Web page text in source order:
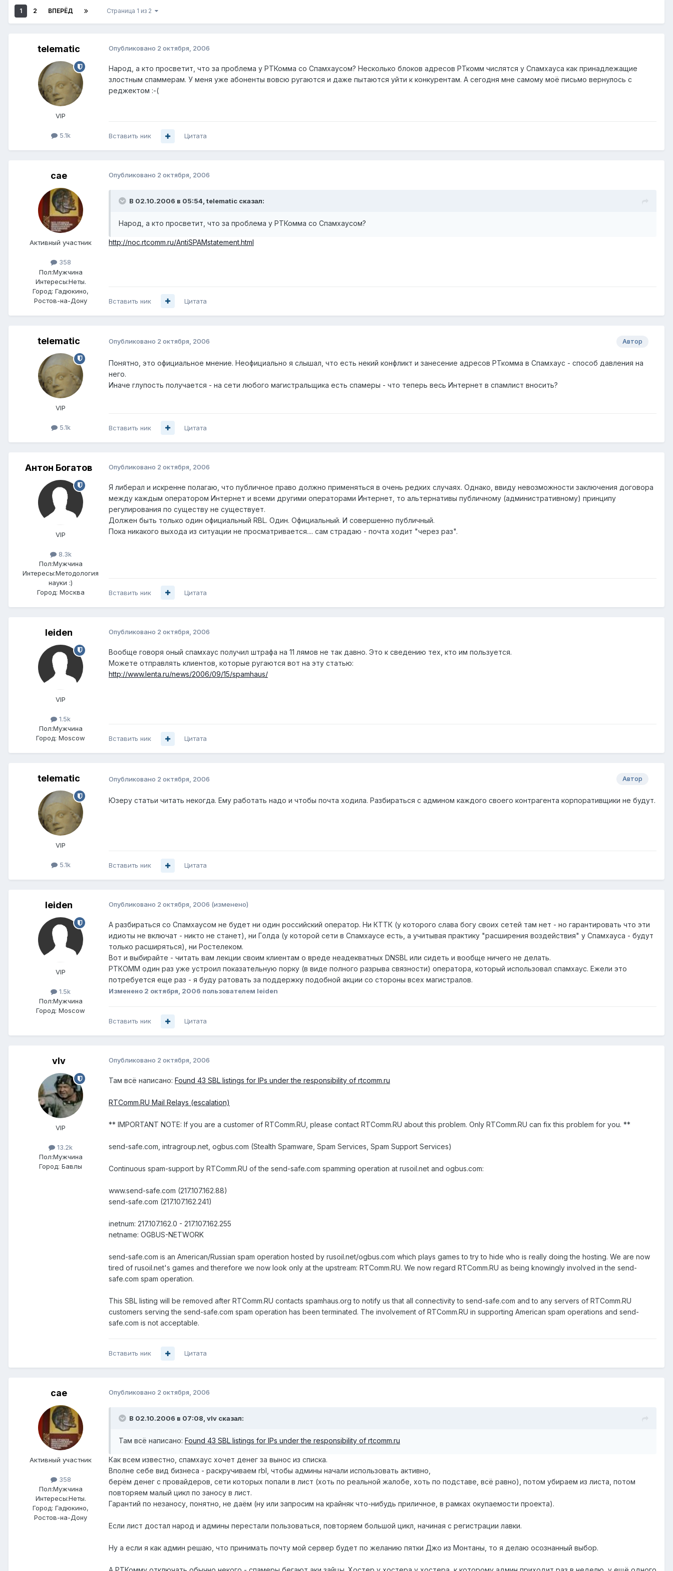
1 2 ВПЕРЁД Страница 1 из 2
telematic
VIP
5.1k
Опубликовано 2 октября, 2006
Народ, а кто просветит, что за проблема у РТКомма со Спамхаусом? Несколько блоков адресов РТкомм числятся у Спамхауса как принадлежащие
злостным спаммерам. У меня уже абоненты вовсю ругаются и даже пытаются уйти к конкурентам. А сегодня мне самому моё письмо вернулось с
реджектом :-(
Вставить ник Цитата
cae
Активный участник
358
Пол:Мужчина
Интересы:Неты.
Город: Гадюкино,
Ростов-на-Дону
Опубликовано 2 октября, 2006
В 02.10.2006 в 05:54, telematic сказал:
Народ, а кто просветит, что за проблема у РТКомма со Спамхаусом?
http://noc.rtcomm.ru/AntiSPAMstatement.html
Вставить ник Цитата
telematic
VIP
5.1k
Автор
Опубликовано 2 октября, 2006
Понятно, это официальное мнение. Неофициально я слышал, что есть некий конфликт и занесение адресов РТкомма в Спамхаус - способ давления на
него.
Иначе глупость получается - на сети любого магистральщика есть спамеры - что теперь весь Интернет в спамлист вносить?
Вставить ник Цитата
Антон Богатов
VIP
8.3k
Пол:Мужчина
Интересы:Методология
науки :)
Город: Москва
Опубликовано 2 октября, 2006
Я либерал и искренне полагаю, что публичное право должно применяться в очень редких случаях. Однако, ввиду невозможности заключения договора
между каждым оператором Интернет и всеми другими операторами Интернет, то альтернативы публичному (административному) принципу
регулирования по существу не существует.
Должен быть только один официальный RBL. Один. Официальный. И совершенно публичный.
Пока никакого выхода из ситуации не просматривается.... сам страдаю - почта ходит "через раз".
Вставить ник Цитата
leiden
VIP
1.5k
Пол:Мужчина
Город: Moscow
Опубликовано 2 октября, 2006
Вообще говоря оный спамхаус получил штрафа на 11 лямов не так давно. Это к сведению тех, кто им пользуется.
Можете отправлять клиентов, которые ругаются вот на эту статью:
http://www.lenta.ru/news/2006/09/15/spamhaus/
Вставить ник Цитата
telematic
VIP
5.1k
Автор
Опубликовано 2 октября, 2006
Юзеру статьи читать некогда. Ему работать надо и чтобы почта ходила. Разбираться с админом каждого своего контрагента корпоративщики не будут.
Вставить ник Цитата
leiden
VIP
1.5k
Пол:Мужчина
Город: Moscow
Опубликовано 2 октября, 2006 (изменено)
А разбираться со Спамхаусом не будет ни один российский оператор. Ни КТТК (у которого слава богу своих сетей там нет - но гарантировать что эти
идиоты не включат - никто не станет), ни Голда (у которой сети в Спамхаусе есть, а учитывая практику "расширения воздействия" у Спамхауса - будут
только расширяться), ни Ростелеком.
Вот и выбирайте - читать вам лекции своим клиентам о вреде неадекватных DNSBL или сидеть и вообще ничего не делать.
РТКОММ один раз уже устроил показательную порку (в виде полного разрыва связности) оператора, который использовал спамхаус. Ежели это
потребуется еще раз - я буду ратовать за поддержку подобной акции со стороны всех магистралов.
Изменено 2 октября, 2006 пользователем leiden
Вставить ник Цитата
vIv
VIP
13.2k
Пол:Мужчина
Город: Бавлы
Опубликовано 2 октября, 2006
Там всё написано: Found 43 SBL listings for IPs under the responsibility of rtcomm.ru
RTComm.RU Mail Relays (escalation)
** IMPORTANT NOTE: If you are a customer of RTComm.RU, please contact RTComm.RU about this problem. Only RTComm.RU can fix this problem for you. **
send-safe.com, intragroup.net, ogbus.com (Stealth Spamware, Spam Services, Spam Support Services)
Continuous spam-support by RTComm.RU of the send-safe.com spamming operation at rusoil.net and ogbus.com:
www.send-safe.com (217.107.162.88)
send-safe.com (217.107.162.241)
inetnum: 217.107.162.0 - 217.107.162.255
netname: OGBUS-NETWORK
send-safe.com is an American/Russian spam operation hosted by rusoil.net/ogbus.com which plays games to try to hide who is really doing the hosting. We are now
tired of rusoil.net's games and therefore we now look only at the upstream: RTComm.RU. We now regard RTComm.RU as being knowingly involved in the send-
safe.com spam operation.
This SBL listing will be removed after RTComm.RU contacts spamhaus.org to notify us that all connectivity to send-safe.com and to any servers of RTComm.RU
customers serving the send-safe.com spam operation has been terminated. The involvement of RTComm.RU in supporting American spam operations and send-
safe.com is not acceptable.
Вставить ник Цитата
cae
Активный участник
358
Пол:Мужчина
Интересы:Неты.
Город: Гадюкино,
Ростов-на-Дону
Опубликовано 2 октября, 2006
В 02.10.2006 в 07:08, vIv сказал:
Там всё написано: Found 43 SBL listings for IPs under the responsibility of rtcomm.ru
Как всем известно, спамхаус хочет денег за вынос из списка.
Вполне себе вид бизнеса - раскручиваем rbl, чтобы админы начали использовать активно,
берём денег с провайдеров, сети которых попали в лист (хоть по реальной жалобе, хоть по подставе, всё равно), потом убираем из листа, потом
повторяем малый цикл по заносу в лист.
Гарантий по незаносу, понятно, не даём (ну или запросим на крайняк что-нибудь приличное, в рамках окупаемости проекта).
Если лист достал народ и админы перестали пользоваться, повторяем большой цикл, начиная с регистрации лавки.
Ну а если я как админ решаю, что принимать почту мой сервер будет по желанию пятки Джо из Монтаны, то я делаю осознанный выбор.